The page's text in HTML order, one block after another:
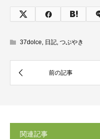
37dolce, 日記, つぶやき
関連記事